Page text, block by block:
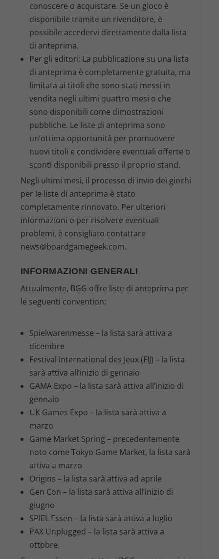
conoscere o acquistare. Se un gioco è
disponibile tramite un rivenditore, è
possibile accedervi direttamente dalla lista
di anteprima.
Per gli editori: La pubblicazione su una lista
di anteprima è completamente gratuita, ma
limitata ai titoli che sono stati messi in
vendita negli ultimi quattro mesi o che
sono disponibili come dimostrazioni
pubbliche. Le liste di anteprima sono
un’ottima opportunità per promuovere
nuovi titoli e condividere eventuali offerte o
sconti disponibili presso il proprio stand.
Negli ultimi mesi, il processo di invio dei giochi
per le liste di anteprima è stato
completamente rinnovato. Per ulteriori
informazioni o per risolvere eventuali
problemi, è consigliato contattare
news@boardgamegeek.com.
INFORMAZIONI GENERALI
Attualmente, BGG offre liste di anteprima per
le seguenti convention:
Spielwarenmesse – la lista sarà attiva a
dicembre
Festival International des Jeux (FIJ) – la lista
sarà attiva all’inizio di gennaio
GAMA Expo – la lista sarà attiva all’inizio di
gennaio
UK Games Expo – la lista sarà attiva a
marzo
Game Market Spring– precedentemente
noto come Tokyo Game Market, la lista sarà
attiva a marzo
Origins – la lista sarà attiva ad aprile
Gen Con – la lista sarà attiva all’inizio di
giugno
SPIEL Essen – la lista sarà attiva a luglio
PAX Unplugged – la lista sarà attiva a
ottobre